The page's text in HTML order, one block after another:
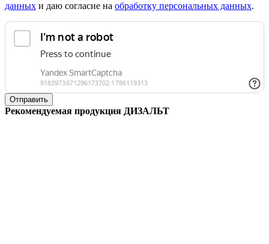
данных и даю согласие на обработку персональных данных.
Отправить
Рекомендуемая продукция ДИЗАЛЬТ